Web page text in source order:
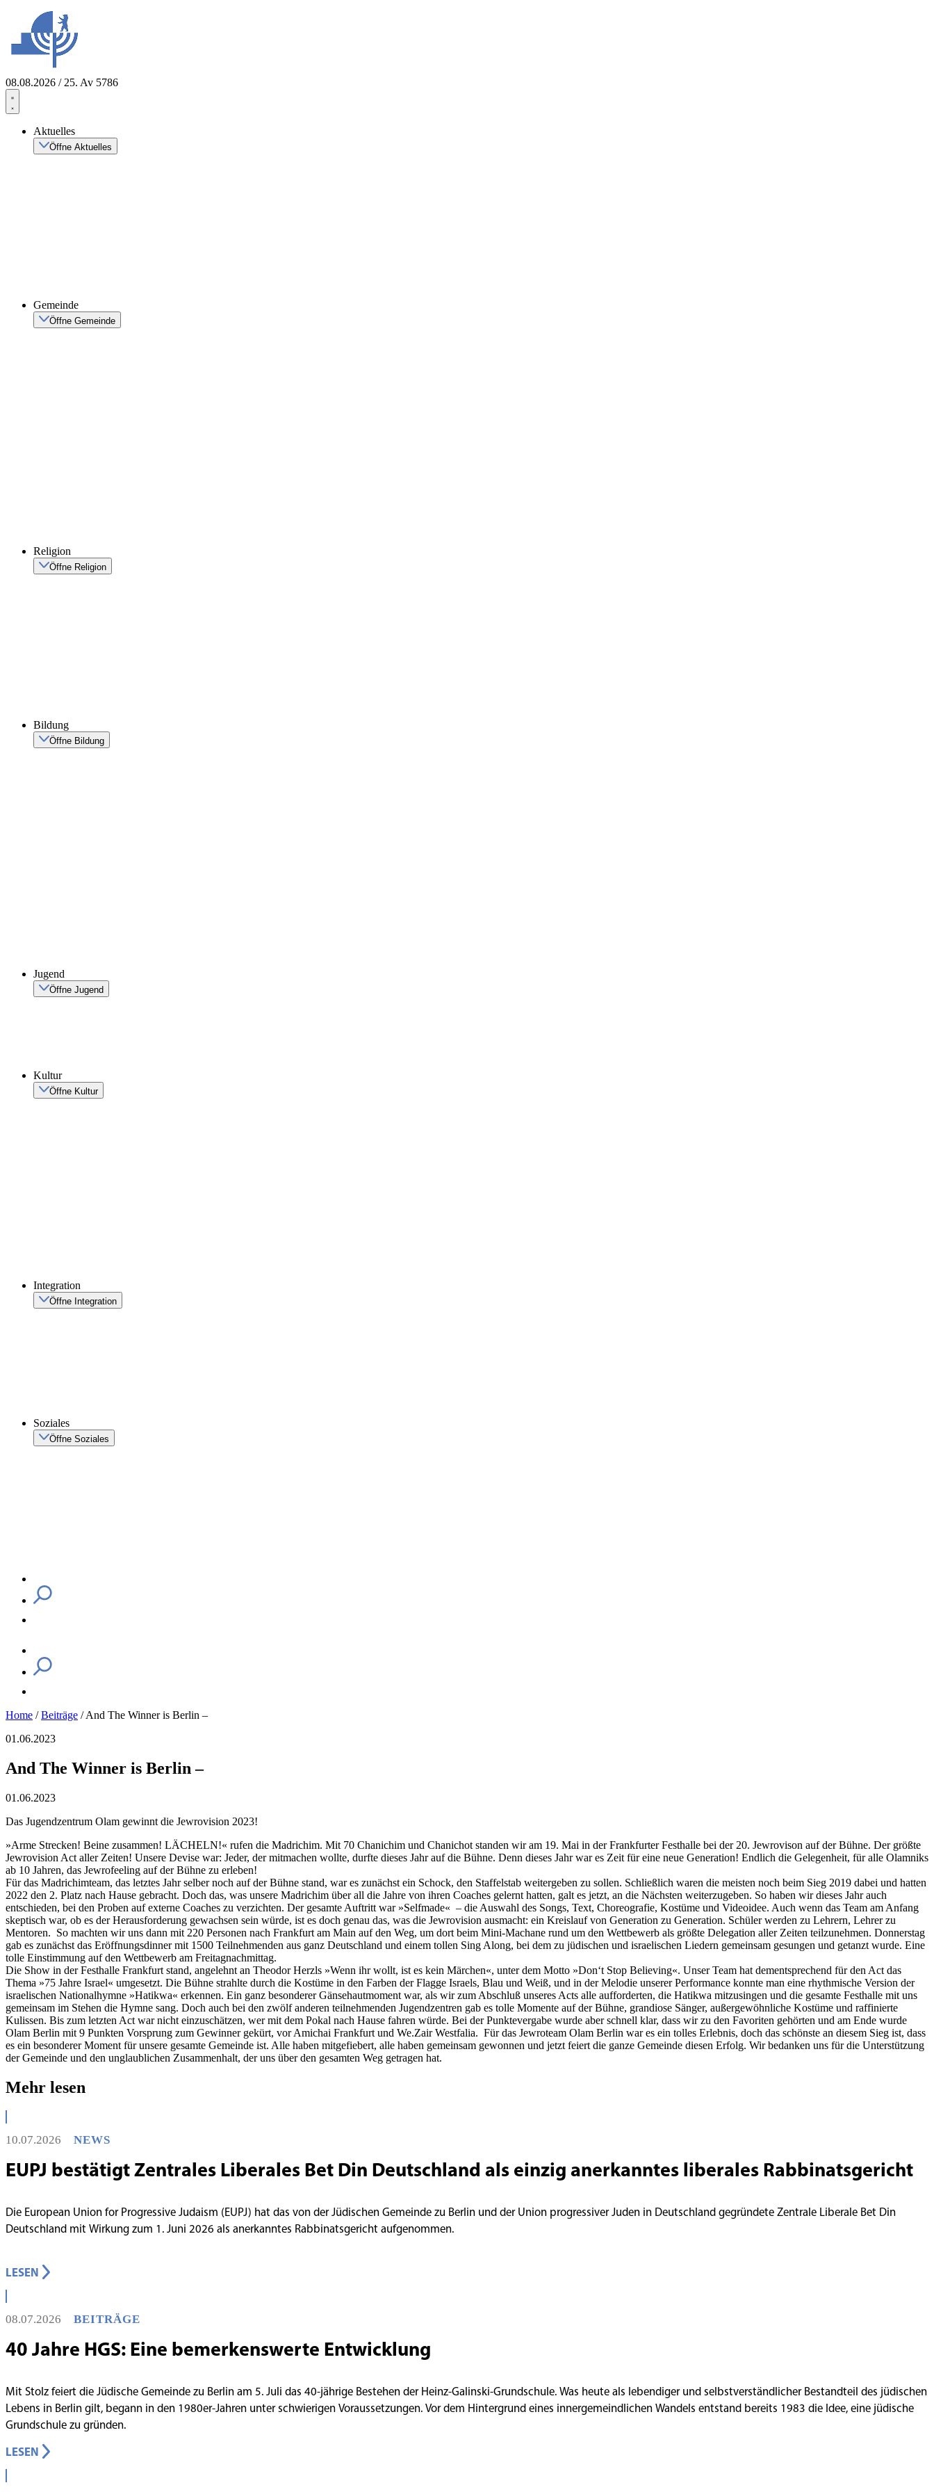
springen
08.08.2026 / 25. Av 5786
Aktuelles
Öffne Aktuelles
Gemeinde
Öffne Gemeinde
Religion
Öffne Religion
Bildung
Öffne Bildung
Jugend
Öffne Jugend
Kultur
Öffne Kultur
Integration
Öffne Integration
Soziales
Öffne Soziales
Home /Beiträge /And The Winner is Berlin –
01.06.2023
And The Winner is Berlin –
01.06.2023
Das Jugendzentrum Olam gewinnt die Jewrovision 2023!
»Arme Strecken! Beine zusammen! LÄCHELN!« rufen die Madrichim. Mit 70 Chanichim und Chanichot standen wir am 19. Mai in der Frankfurter Festhalle bei der 20. Jewrovison auf der Bühne. Der größte
Jewrovision Act aller Zeiten! Unsere Devise war: Jeder, der mitmachen wollte, durfte dieses Jahr auf die Bühne. Denn dieses Jahr war es Zeit für eine neue Generation! Endlich die Gelegenheit, für alle Olamniks
ab 10 Jahren, das Jewrofeeling auf der Bühne zu erleben!
Für das Madrichimteam, das letztes Jahr selber noch auf der Bühne stand, war es zunächst ein Schock, den Staffelstab weitergeben zu sollen. Schließlich waren die meisten noch beim Sieg 2019 dabei und hatten
2022 den 2. Platz nach Hause gebracht. Doch das, was unsere Madrichim über all die Jahre von ihren Coaches gelernt hatten, galt es jetzt, an die Nächsten weiterzugeben. So haben wir dieses Jahr auch
entschieden, bei den Proben auf externe Coaches zu verzichten. Der gesamte Auftritt war »Selfmade« – die Auswahl des Songs, Text, Choreografie, Kostüme und Videoidee. Auch wenn das Team am Anfang
skeptisch war, ob es der Herausforderung gewachsen sein würde, ist es doch genau das, was die Jewrovision ausmacht: ein Kreislauf von Generation zu Generation. Schüler werden zu Lehrern, Lehrer zu
Mentoren. So machten wir uns dann mit 220 Personen nach Frankfurt am Main auf den Weg, um dort beim Mini-Machane rund um den Wettbewerb als größte Delegation aller Zeiten teilzunehmen. Donnerstag
gab es zunächst das Eröffnungsdinner mit 1500 Teilnehmenden aus ganz Deutschland und einem tollen Sing Along, bei dem zu jüdischen und israelischen Liedern gemeinsam gesungen und getanzt wurde. Eine
tolle Einstimmung auf den Wettbewerb am Freitagnachmittag.
Die Show in der Festhalle Frankfurt stand, angelehnt an Theodor Herzls »Wenn ihr wollt, ist es kein Märchen«, unter dem Motto »Don‘t Stop Believing«. Unser Team hat dementsprechend für den Act das
Thema »75 Jahre Israel« umgesetzt. Die Bühne strahlte durch die Kostüme in den Farben der Flagge Israels, Blau und Weiß, und in der Melodie unserer Performance konnte man eine rhythmische Version der
israelischen Nationalhymne »Hatikwa« erkennen. Ein ganz besonderer Gänsehautmoment war, als wir zum Abschluß unseres Acts alle aufforderten, die Hatikwa mitzusingen und die gesamte Festhalle mit uns
gemeinsam im Stehen die Hymne sang. Doch auch bei den zwölf anderen teilnehmenden Jugendzentren gab es tolle Momente auf der Bühne, grandiose Sänger, außergewöhnliche Kostüme und raffinierte
Kulissen. Bis zum letzten Act war nicht einzuschätzen, wer mit dem Pokal nach Hause fahren würde. Bei der Punktevergabe wurde aber schnell klar, dass wir zu den Favoriten gehörten und am Ende wurde
Olam Berlin mit 9 Punkten Vorsprung zum Gewinner gekürt, vor Amichai Frankfurt und We.Zair Westfalia. Für das Jewroteam Olam Berlin war es ein tolles Erlebnis, doch das schönste an diesem Sieg ist, dass
es ein besonderer Moment für unsere gesamte Gemeinde ist. Alle haben mitgefiebert, alle haben gemeinsam gewonnen und jetzt feiert die ganze Gemeinde diesen Erfolg. Wir bedanken uns für die Unterstützung
der Gemeinde und den unglaublichen Zusammenhalt, der uns über den gesamten Weg getragen hat.
Mehr lesen
10.07.2026 NEWS
EUPJ bestätigt Zentrales Liberales Bet Din Deutschland als einzig anerkanntes liberales Rabbinatsgericht
Die European Union for Progressive Judaism (EUPJ) hat das von der Jüdischen Gemeinde zu Berlin und der Union progressiver Juden in Deutschland gegründete Zentrale Liberale Bet Din
Deutschland mit Wirkung zum 1. Juni 2026 als anerkanntes Rabbinatsgericht aufgenommen.
LESEN
08.07.2026 BEITRÄGE
40 Jahre HGS: Eine bemerkenswerte Entwicklung
Mit Stolz feiert die Jüdische Gemeinde zu Berlin am 5. Juli das 40-jährige Bestehen der Heinz-Galinski-Grundschule. Was heute als lebendiger und selbstverständlicher Bestandteil des jüdischen
Lebens in Berlin gilt, begann in den 1980er-Jahren unter schwierigen Voraussetzungen. Vor dem Hintergrund eines innergemeindlichen Wandels entstand bereits 1983 die Idee, eine jüdische
Grundschule zu gründen.
LESEN